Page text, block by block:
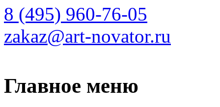
8 (495) 960-76-05
zakaz@art-novator.ru
Главное меню